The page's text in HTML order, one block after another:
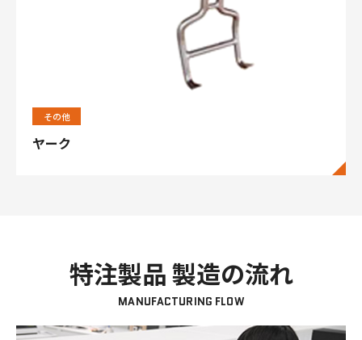
その他
ヤーク
特注製品 製造の流れ
MANUFACTURING FLOW